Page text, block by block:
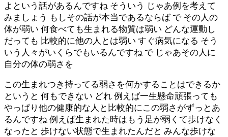
よという話があるんですね そういう じゃあ例を考えて
みましょう もしその話が本当であるならば で その人の
体が弱い 何食べても生まれる物質は弱い どんな運動し
だっても 比較的に他の人とは弱い すぐ病気になる そう
いう人々がいくらでもいるんですね で じゃあその人に
自分の体の弱さを
この生まれつき持ってる弱さを何かすることはできるか
というと 何もできない どれ 例えば一生懸命頑張っても
やっぱり他の健康的な人と比較的にこの弱さがずっとあ
るんですね 例えば生まれた時はもう足が弱くて歩けなく
なったと 歩けない状態で生まれたんだと みんな歩けな